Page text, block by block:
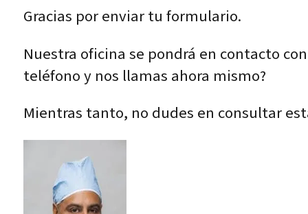
Gracias por enviar tu formulario.
Nuestra oficina se pondrá en contacto
teléfono y nos llamas ahora mismo?
Mientras tanto, no dudes en consultar